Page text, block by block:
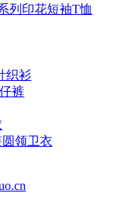
列印花短袖T恤
织衫
裤
领卫衣